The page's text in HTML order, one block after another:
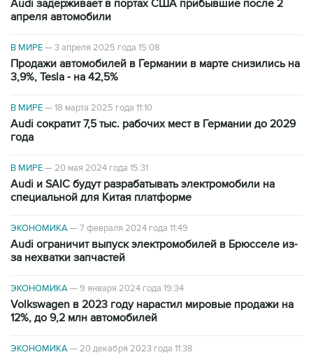
Audi задерживает в портах США прибывшие после 2
апреля автомобили
В МИРЕ—3 апреля 2025 года 15:08
Продажи автомобилей в Германии в марте снизились на
3,9%, Tesla - на 42,5%
В МИРЕ—18 марта 2025 года 11:10
Audi сократит 7,5 тыс. рабочих мест в Германии до 2029
года
В МИРЕ—20 мая 2024 года 15:31
Audi и SAIC будут разрабатывать электромобили на
специальной для Китая платформе
ЭКОНОМИКА—7 февраля 2024 года 11:49
Audi ограничит выпуск электромобилей в Брюсселе из-
за нехватки запчастей
ЭКОНОМИКА—9 января 2024 года 19:34
Volkswagen в 2023 году нарастил мировые продажи на
12%, до 9,2 млн автомобилей
ЭКОНОМИКА—20 декабря 2023 года 11:38